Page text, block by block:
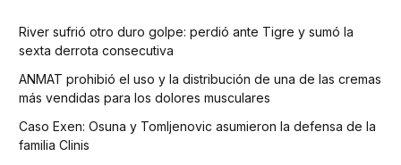
River sufrió otro duro golpe: perdió ante Tigre y sumó la
sexta derrota consecutiva
ANMAT prohibió el uso y la distribución de una de las cremas
más vendidas para los dolores musculares
Caso Exen: Osuna y Tomljenovic asumieron la defensa de la
familia Clinis